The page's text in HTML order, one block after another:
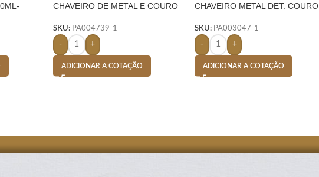
CHAVEIRO DE METAL E COURO
SKU: PA004739-1
- +
ADICIONAR A COTAÇÃO
CHAVEIRO METAL DET. COURO
SKU: PA003047-1
- +
ADICIONAR A COTAÇÃO